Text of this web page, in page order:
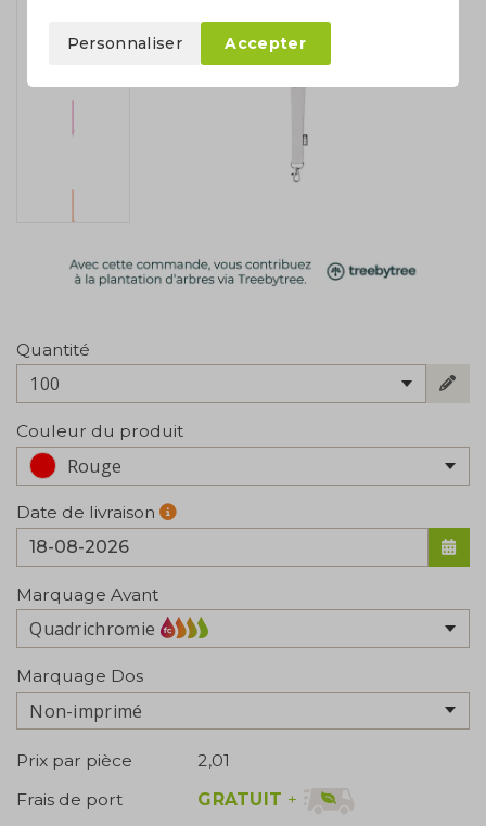
Quantité
100
Couleur du produit
Rouge
Date de livraison
Marquage Avant
Quadrichromie
Marquage Dos
Non-imprimé
Prix par pièce
2,01
Frais de port
GRATUIT +
Personnaliser Accepter